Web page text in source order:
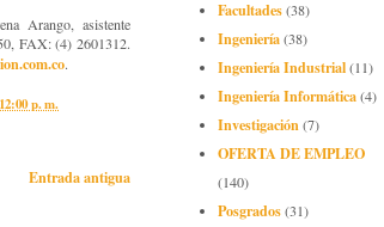
Arango, asistente
FAX: (4) 2601312.
.
p. m.
Entrada antigua
Facultades(38)
Ingeniería(38)
Ingeniería Industrial(11)
Ingeniería Informática(4)
Investigación(7)
OFERTA DE EMPLEO
(140)
Posgrados(31)